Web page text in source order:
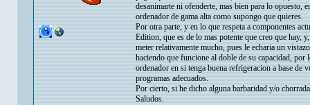
desanimarte ni ofenderte, mas bien para lo opuesto,
ordenador de gama alta como supongo que quieres.
Por otra parte, y en lo que respeta a componentes
Edition, que es de lo mas potente que creo que hay,
meter relativamente mucho, pues le echaria un
haciendo que funcione al doble de su capacidad,
ordenador en si tenga buena refrigeracion a base
programas adecuados.
Por cierto, si he dicho alguna barbaridad y/o
Saludos.